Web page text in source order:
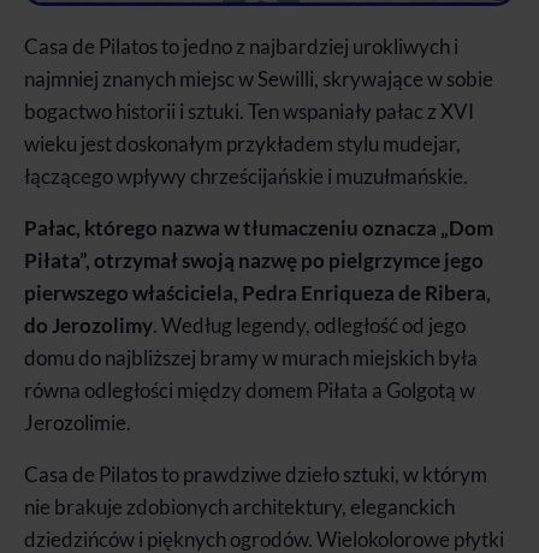
Casa de Pilatos to jedno z najbardziej urokliwych i
najmniej znanych miejsc w Sewilli, skrywające w sobie
bogactwo historii i sztuki. Ten wspaniały pałac z XVI
wieku jest doskonałym przykładem stylu mudejar,
łączącego wpływy chrześcijańskie i muzułmańskie.
Pałac, którego nazwa w tłumaczeniu oznacza „Dom
Piłata”, otrzymał swoją nazwę po pielgrzymce jego
pierwszego właściciela, Pedra Enriqueza de Ribera,
do Jerozolimy. Według legendy, odległość od jego
domu do najbliższej bramy w murach miejskich była
równa odległości między domem Piłata a Golgotą w
Jerozolimie.
Casa de Pilatos to prawdziwe dzieło sztuki, w którym
nie brakuje zdobionych architektury, eleganckich
dziedzińców i pięknych ogrodów. Wielokolorowe płytki